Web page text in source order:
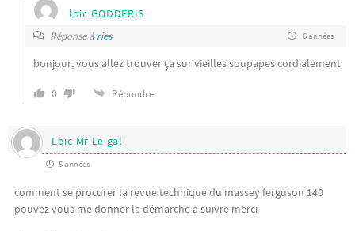
loic GODDERIS
Réponse à ries 6 années
bonjour, vous allez trouver ça sur vieilles soupapes cordialement
0 Répondre
Loïc Mr Le gal
5 années
comment se procurer la revue technique du massey ferguson 140
pouvez vous me donner la démarche a suivre merci